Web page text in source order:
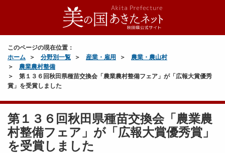
このページの現在位置：
ホーム
分野別一覧 産業・雇用
農業・農山村
農業農村整備
第１３６回秋田県種苗交換会「農業農村整備フェア」が「広報大賞優秀
賞」を受賞しました
第１３６回秋田県種苗交換会「農業農
村整備フェア」が「広報大賞優秀賞」
を受賞しました